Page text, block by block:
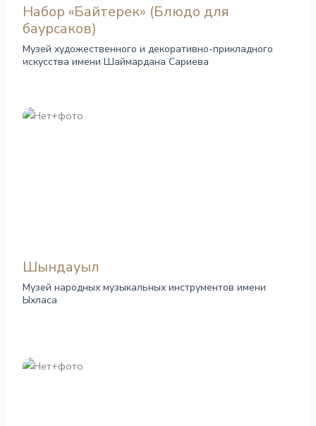
Набор «Байтерек» (Блюдо для
баурсаков)
Музей художественного и декоративно-прикладного
искусства имени Шаймардана Сариева
Шындауыл
Музей народных музыкальных инструментов имени
Ыхласа